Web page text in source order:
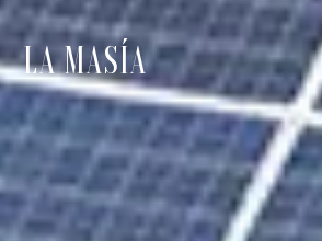
LA MASÍA